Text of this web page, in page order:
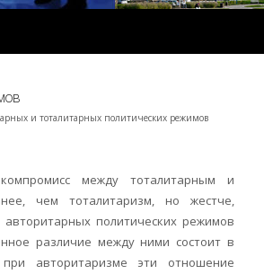
и тоталитарных политических режимов
между тоталитарным и
чем тоталитаризм, но жестче,
политических режимов
различие между ними состоит в
авторитаризме эти отношение